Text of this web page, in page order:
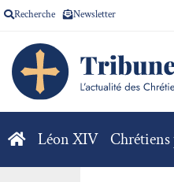
Recherche Newsletter
Léon XIV Chrétiens